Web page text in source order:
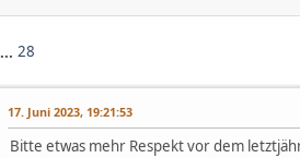
... 28
17. Juni 2023, 19:21:53
Bitte etwas mehr Respekt vor dem